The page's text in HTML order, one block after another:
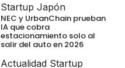
Startup Japón
NEC y UrbanChain prueban
IA que cobra
estacionamiento solo al
salir del auto en 2026
Actualidad Startup